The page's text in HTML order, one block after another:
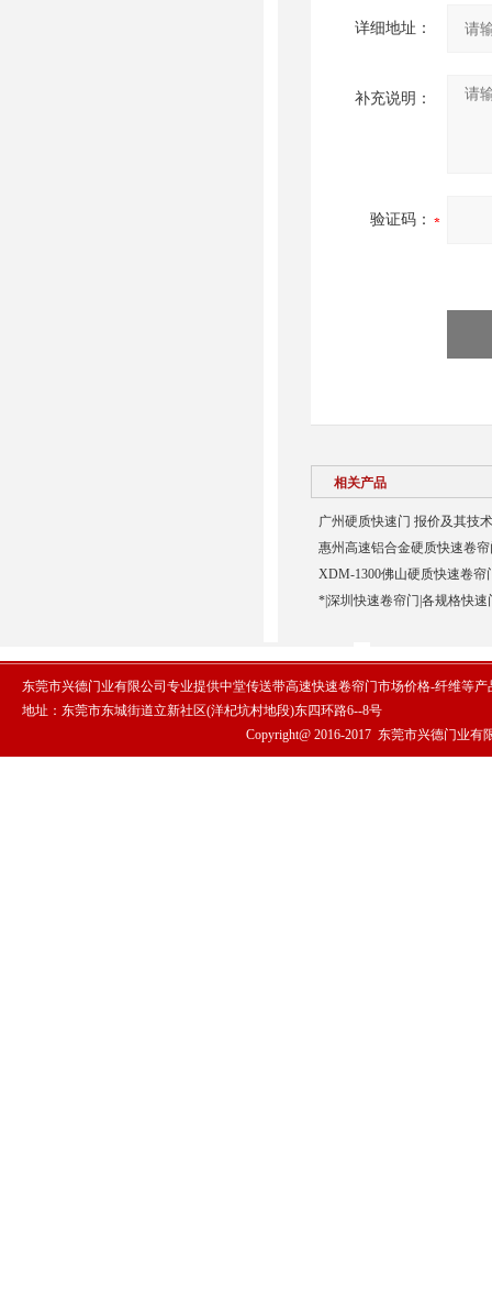
详细地址：
补充说明：
验证码：
相关产品
广州硬质快速门 报价及其技
惠州高速铝合金硬质快速卷
XDM-1300佛山硬质快速卷帘
*|深圳快速卷帘门|各规格快速
东莞市兴德门业有限公司专业提供中堂传送带高速快速卷帘门市场价格-纤维等
地址：东莞市东城街道立新社区(洋杞坑村地段)东四环路6--8号
Copyright@ 2016-2017 东莞市兴德门业有